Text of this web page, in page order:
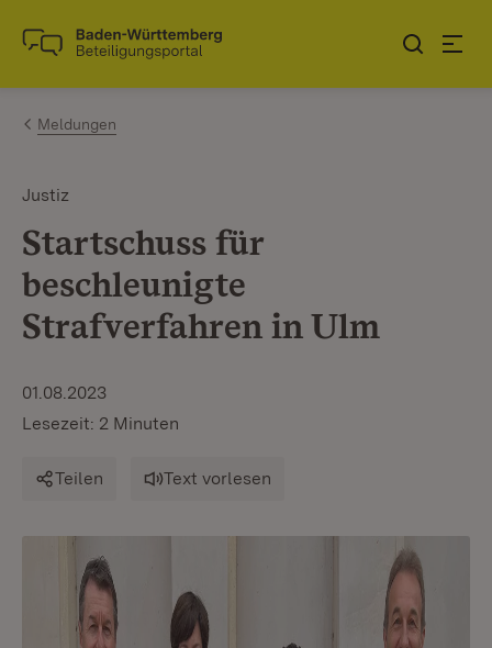
Zum Inhalt springen
Link zur Startseite
Meldungen
Justiz
Startschuss für
beschleunigte
Strafverfahren in Ulm
01.08.2023
Lesezeit: 2 Minuten
Teilen Text vorlesen